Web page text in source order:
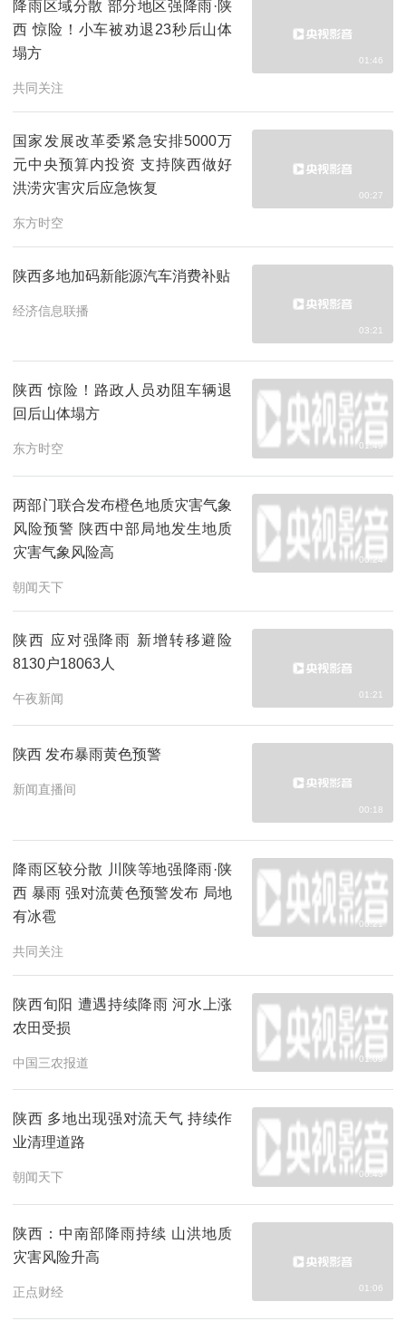
降雨区域分散 部分地区强降雨·陕
西 惊险！小车被劝退23秒后山体
塌方
共同关注
01:46
国家发展改革委紧急安排5000万
元中央预算内投资 支持陕西做好
洪涝灾害灾后应急恢复
东方时空
00:27
陕西多地加码新能源汽车消费补贴
经济信息联播
03:21
陕西 惊险！路政人员劝阻车辆退
回后山体塌方
东方时空 01:49
两部门联合发布橙色地质灾害气象
风险预警 陕西中部局地发生地质
灾害气象风险高
朝闻天下
00:24
陕西 应对强降雨 新增转移避险
8130户18063人
午夜新闻 01:21
陕西 发布暴雨黄色预警
新闻直播间
00:18
降雨区较分散 川陕等地强降雨·陕
西 暴雨 强对流黄色预警发布 局地
有冰雹
共同关注
00:21
陕西旬阳 遭遇持续降雨 河水上涨
农田受损
中国三农报道 01:09
陕西 多地出现强对流天气 持续作
业清理道路
朝闻天下 00:43
陕西：中南部降雨持续 山洪地质
灾害风险升高
正点财经 01:06